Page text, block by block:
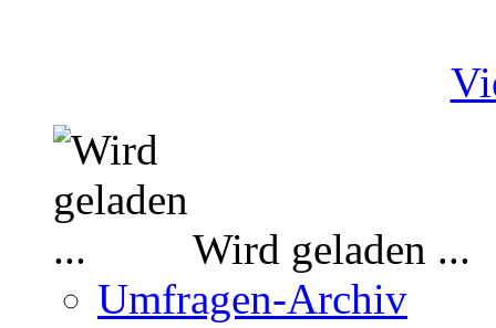
Wird geladen ...
Umfragen-Archiv